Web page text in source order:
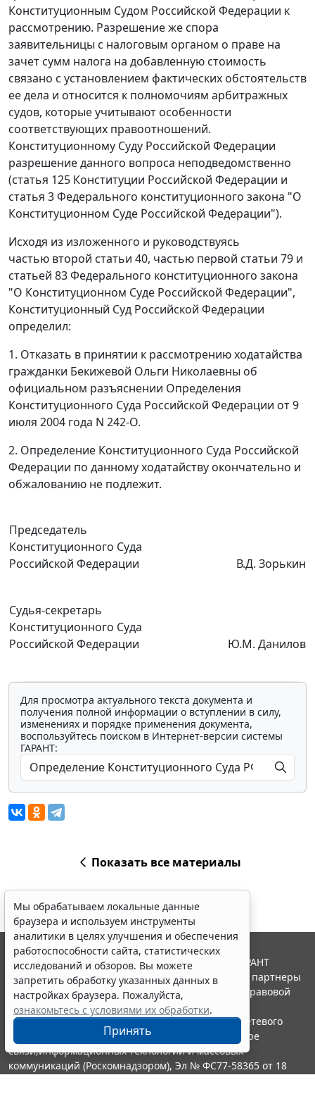
Конституционным Судом Российской Федерации к
рассмотрению. Разрешение же спора
заявительницы с налоговым органом о праве на
зачет сумм налога на добавленную стоимость
связано с установлением фактических обстоятельств
ее дела и относится к полномочиям арбитражных
судов, которые учитывают особенности
соответствующих правоотношений.
Конституционному Суду Российской Федерации
разрешение данного вопроса неподведомственно
(статья 125 Конституции Российской Федерации и
статья 3Федерального конституционного закона "О
Конституционном Суде Российской Федерации").
Исходя из изложенного и руководствуясь
частью второй статьи 40, частью первой статьи 79 и
статьей 83Федерального конституционного закона
"О Конституционном Суде Российской Федерации",
Конституционный Суд Российской Федерации
определил:
1. Отказать в принятии к рассмотрению ходатайства
гражданки Бекижевой Ольги Николаевны об
официальном разъяснении Определения
Конституционного Суда Российской Федерации от 9
июля 2004 года N 242-O.
2. Определение Конституционного Суда Российской
Федерации по данному ходатайству окончательно и
обжалованию не подлежит.
Председатель
Конституционного Суда
Российской Федерации
В.Д. Зорькин
Судья-секретарь
Конституционного Суда
Российской Федерации
Ю.М. Данилов
Для просмотра актуального текста документа и
получения полной информации о вступлении в силу,
изменениях и порядке применения документа,
воспользуйтесь поиском в Интернет-версии системы
ГАРАНТ:
Показать все материалы
Мы обрабатываем локальные данные
браузера и используем инструменты
аналитики в целях улучшения и обеспечения
работоспособности сайта, статистических
исследований и обзоров. Вы можете
запретить обработку указанных данных в
настройках браузера. Пожалуйста,
ознакомьтесь с условиями их обработки.
Принять
© ООО "НПП "ГАРАНТ-СЕРВИС", 2026. Система ГАРАНТ
выпускается с 1990 года. Компания "Гарант" и ее партнеры
являются участниками Российской ассоциации правовой
информации ГАРАНТ.
Портал ГАРАНТ.РУ зарегистрирован в качестве сетевого
издания Федеральной службой по надзору в сфере
связи,информационных технологий и массовых
коммуникаций (Роскомнадзором), Эл № ФС77-58365 от 18